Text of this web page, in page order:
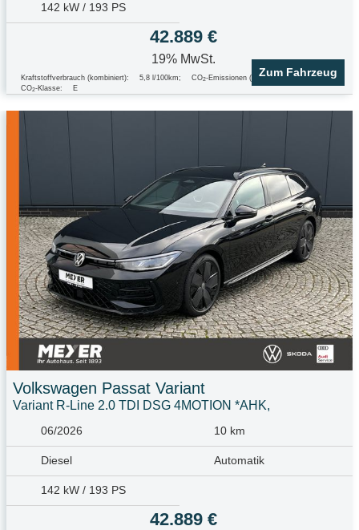
142 kW / 193 PS
42.889 €
19% MwSt.
Kraftstoffverbrauch (kombiniert): 5,8 l/100km; CO2-Emissionen (kombiniert): 153.0 g/km
CO2-Klasse: E
Zum Fahrzeug
Volkswagen Passat Variant
Variant R-Line 2.0 TDI DSG 4MOTION *AHK,
06/2026 10 km
Diesel Automatik
142 kW / 193 PS
42.889 €